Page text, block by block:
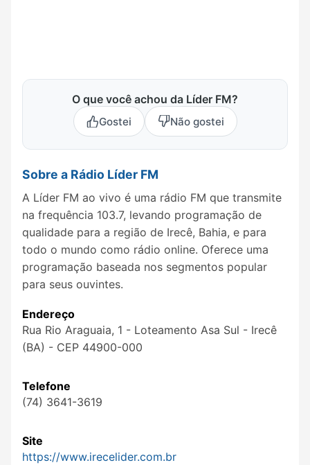
O que você achou da Líder FM?
Gostei Não gostei
Sobre a Rádio Líder FM
A Líder FM ao vivo é uma rádio FM que transmite
na frequência 103.7, levando programação de
qualidade para a região de Irecê, Bahia, e para
todo o mundo como rádio online. Oferece uma
programação baseada nos segmentos popular
para seus ouvintes.
Endereço
Rua Rio Araguaia, 1 - Loteamento Asa Sul - Irecê
(BA) - CEP 44900-000
Telefone
(74) 3641-3619
Site
https://www.irecelider.com.br